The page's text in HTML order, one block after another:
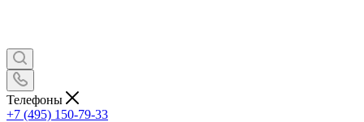
Телефоны
+7 (495) 150-79-33